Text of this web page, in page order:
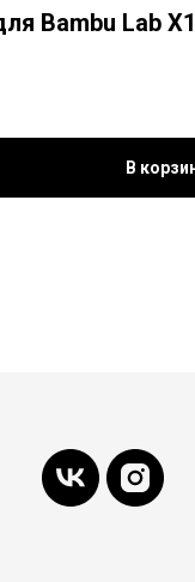
Bambu Lab X1
В